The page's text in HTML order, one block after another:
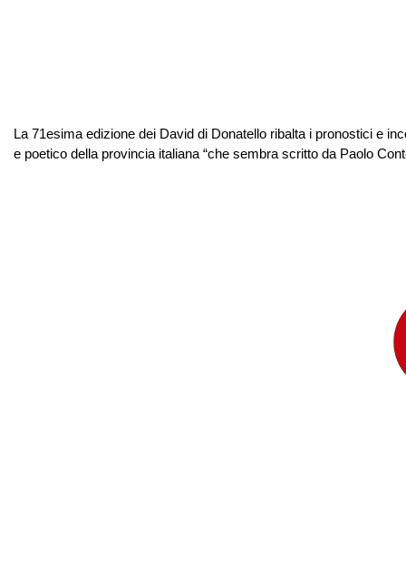
La 71esima edizione dei David di Donatello ribalta i pronostici e
e poetico della provincia italiana “che sembra scritto da Paolo